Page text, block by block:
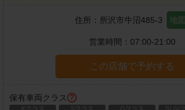
住所： 所沢市牛沼485-3 地図
営業時間： 07:00-21:00
この店舗で予約する
保有車両クラス